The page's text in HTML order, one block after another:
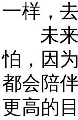
一样，
未来
怕，因
都会陪
更高的